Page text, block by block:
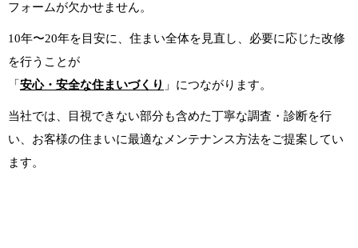
フォームが欠かせません。
10年〜20年を目安に、住まい全体を見直し、必要に応じた改修
を行うことが
「 安心・安全な住まいづくり 」につながります。
当社では、目視できない部分も含めた丁寧な調査・診断を行
い、お客様の住まいに最適なメンテナンス方法をご提案してい
ます。